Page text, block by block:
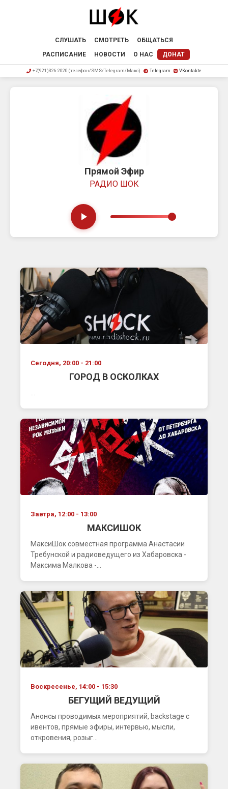
СЛУШАТЬ СМОТРЕТЬ
ОБЩАТЬСЯ
РАСПИСАНИЕ
НОВОСТИ О НАС ДОНАТ
+7(921)326-2020 (телефон/SMS/Telegram/Макс) Telegram VKontakte
Прямой Эфир
РАДИО ШОК
Сегодня, 20:00 - 21:00
ГОРОД В ОСКОЛКАХ
Завтра, 12:00 - 13:00
МАКСИШОК
МаксиШок совместная программа Анастасии
Требунской и радиоведущего из Хабаровска -
Максима Малкова -...
Воскресенье, 14:00 - 15:30
БЕГУЩИЙ ВЕДУЩИЙ
Анонсы проводимых мероприятий, backstage с
ивентов, прямые эфиры, интервью, мысли,
откровения, розыг...